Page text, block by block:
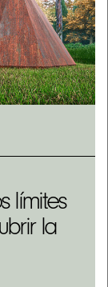
límites
la